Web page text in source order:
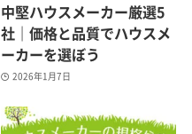
中堅ハウスメーカー厳選5
社｜価格と品質でハウスメ
ーカーを選ぼう
2026年1月7日